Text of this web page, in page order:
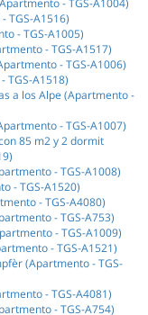
- TGS-A1004)
TGS-A1516)
- TGS-A1005)
- TGS-A1517)
- TGS-A1006)
TGS-A1518)
a los Alpe (Apartmento -
- TGS-A1007)
85 m2 y 2 dormit
- TGS-A1008)
- TGS-A1520)
- TGS-A4080)
- TGS-A753)
- TGS-A1009)
- TGS-A1521)
(Apartmento - TGS-
- TGS-A4081)
- TGS-A754)